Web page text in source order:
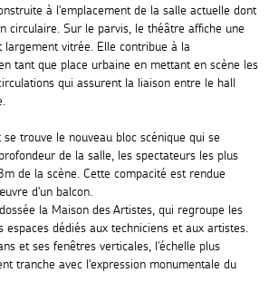
à l'emplacement de la salle actuelle dont
circulaire. Sur le parvis, le théâtre affiche une
largement vitrée. Elle contribue à la
tant que place urbaine en mettant en scène les
qui assurent la liaison entre le hall
trouve le nouveau bloc scénique qui se
de la salle, les spectateurs les plus
de la scène. Cette compacité est rendue
d'un balcon.
la Maison des Artistes, qui regroupe les
espaces dédiés aux techniciens et aux artistes.
et ses fenêtres verticales, l'échelle plus
tranche avec l'expression monumentale du